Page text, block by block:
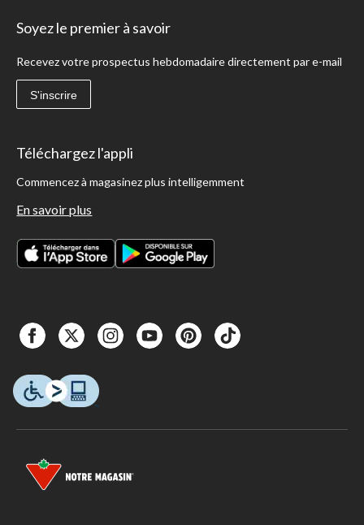
Soyez le premier à savoir
Recevez votre prospectus hebdomadaire directement par e-mail
S'inscrire
Téléchargez l'appli
Commencez à magasinez plus intelligemment
En savoir plus